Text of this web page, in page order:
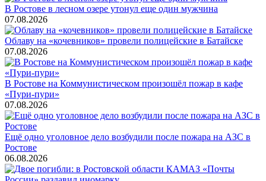
В Ростове в лесном озере утонул еще один мужчина
07.08.2026
Облаву на «кочевников» провели полицейские в Батайске
07.08.2026
В Ростове на Коммунистическом произошёл пожар в кафе
«Пури-пури»
07.08.2026
Ещё одно уголовное дело возбудили после пожара на АЗС в
Ростове
06.08.2026